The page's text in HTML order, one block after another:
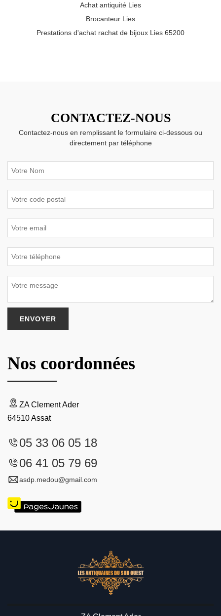
Achat antiquité Lies
Brocanteur Lies
Prestations d'achat rachat de bijoux Lies 65200
CONTACTEZ-NOUS
Contactez-nous en remplissant le formulaire ci-dessous ou
directement par téléphone
Nos coordonnées
ZA Clement Ader
64510 Assat
05 33 06 05 18
06 41 05 79 69
asdp.medou@gmail.com